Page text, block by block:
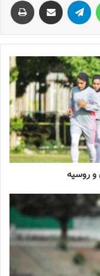
دیدار اول 14 جولای (جمعه 23 تیر) در شهرکازان و بازی دوم 18 جولای
شود. این دو دیدار به منظور
و روسیه